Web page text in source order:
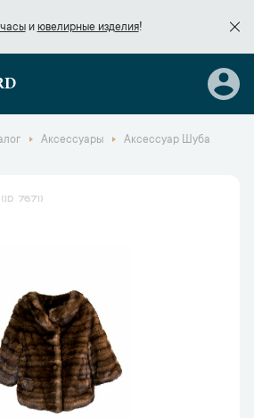
часыи ювелирные изделия!
часы
Аксессуары Аксессуар Шуба
7671